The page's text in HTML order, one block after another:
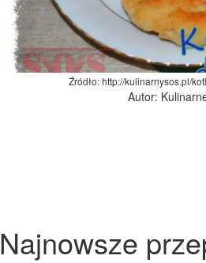
Źródło: http://kulinarnysos.pl/
Autor:
Najnowsze